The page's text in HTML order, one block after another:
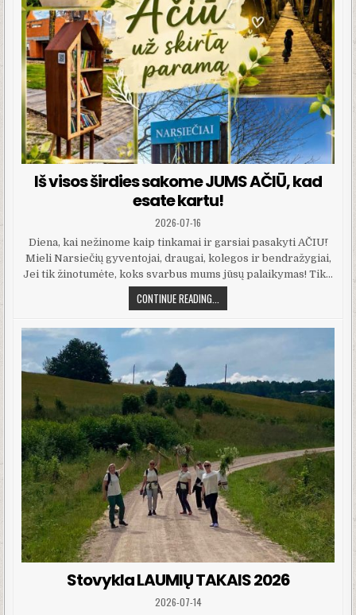
Iš visos širdies sakome JUMS AČIŪ, kad
esate kartu!
PUBLISHED DATE:
2026-07-16
Diena, kai nežinome kaip tinkamai ir garsiai pasakyti AČIŪ!
Mieli Narsiečių gyventojai, draugai, kolegos ir bendražygiai,
Jei tik žinotumėte, koks svarbus mums jūsų palaikymas! Tik…
CONTINUE READING...
Stovykla LAUMIŲ TAKAIS 2026
PUBLISHED DATE:
2026-07-14